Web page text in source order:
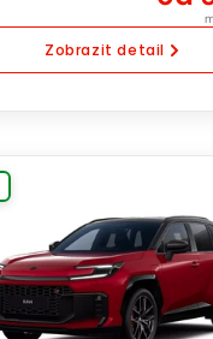
Zobrazit detail